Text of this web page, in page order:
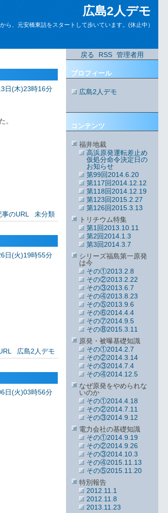
広島2人デモ
ら、元安橋東詰をスタートして歩いています。(休止中）
戻る RSS 管理者用
プロフィール
広島2人デモ
コンテンツ
福井地裁
高浜原発運転差止め
仮処分命令決定日の
お知らせ
第99回2014.6.20
第117回2014.12.12
第118回2014.12.19
第123回2015.2.27
第126回2015.3.13
トリチウム特集
第1回2013.10.11
第2回2014.1.3
第3回2014.3.7
シリーズ福島第一原発
は今
その①2013.2.8
その②2013.2.22
その③2013.6.7
その④2013.8.23
その⑤2013.9.6
その⑥2014.4.4
その⑦2014.9.5
その⑧2015.3.11
原発・被曝基礎知識
その①2014.2.7
その②2014.3.14
その③2014.7.4
その④2014.12.5
なぜ原発をやめられな
いのか
その①2014.4.18
その②2014.7.11
その③2014.9.12
電力会社の基礎知識
その①2014.9.19
その②2014.9.26
その③2014.10.3
その④2015.11.13
その⑤2015.11.20
特別報告
2012.11.1
2012.11.8
2013.11.23
日(木)23時16分
。
のURL 未分類
日(火)19時55分
広島2人デモ
日(火)03時56分